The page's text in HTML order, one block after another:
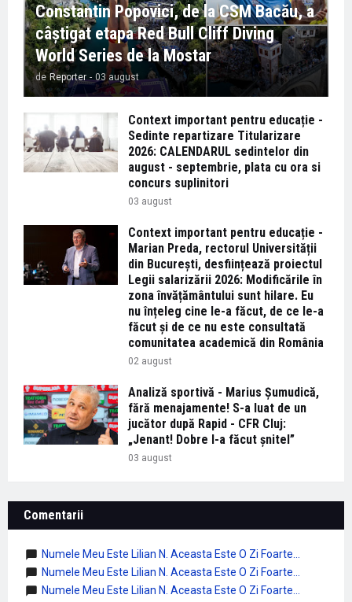
Constantin Popovici, de la CSM Bacău, a
câștigat etapa Red Bull Cliff Diving
World Series de la Mostar
de Reporter - 03 august
Context important pentru educație -
Sedinte repartizare Titularizare
2026: CALENDARUL sedintelor din
august - septembrie, plata cu ora si
concurs suplinitori
03 august
Context important pentru educație -
Marian Preda, rectorul Universității
din București, desființează proiectul
Legii salarizării 2026: Modificările în
zona învățământului sunt hilare. Eu
nu înțeleg cine le-a făcut, de ce le-a
făcut și de ce nu este consultată
comunitatea academică din România
02 august
Analiză sportivă - Marius Șumudică,
fără menajamente! S-a luat de un
jucător după Rapid - CFR Cluj:
„Jenant! Dobre l-a făcut șnitel”
03 august
Comentarii
Numele Meu Este Lilian N. Aceasta Este O Zi Foarte...
Numele Meu Este Lilian N. Aceasta Este O Zi Foarte...
Numele Meu Este Lilian N. Aceasta Este O Zi Foarte...